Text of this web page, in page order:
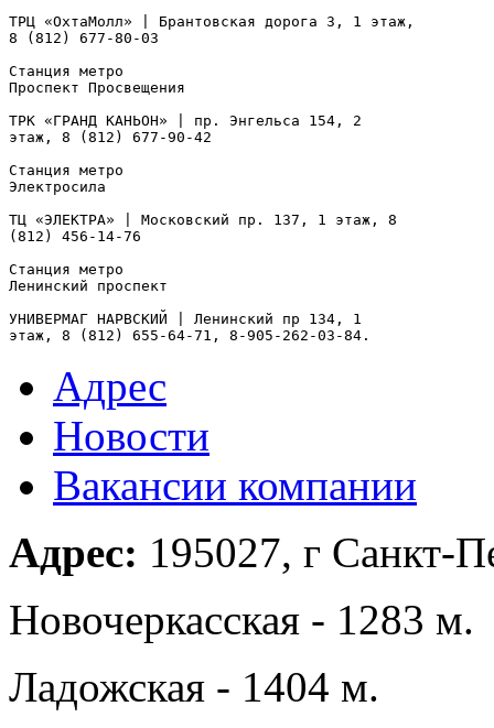
ТРЦ «ОхтаМолл» | Брантовская дорога 3, 1 этаж,
8 (812) 677-80-03
Станция метро
Проспект Просвещения
ТРК «ГРАНД КАНЬОН» | пр. Энгельса 154, 2
этаж, 8 (812) 677-90-42
Станция метро
Электросила
ТЦ «ЭЛЕКТРА» | Московский пр. 137, 1 этаж, 8
(812) 456-14-76
Станция метро
Ленинский проспект
УНИВЕРМАГ НАРВСКИЙ | Ленинский пр 134, 1
этаж, 8 (812) 655-64-71, 8-905-262-03-84.
Адрес
Новости
Вакансии компании
Адрес: 195027, г Санкт-
Новочеркасская - 1283 м.
Ладожская - 1404 м.